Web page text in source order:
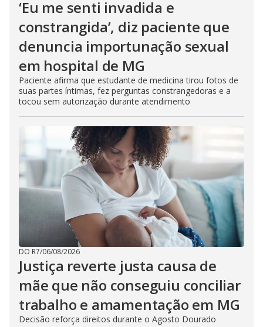
‘Eu me senti invadida e
constrangida’, diz paciente que
denuncia importunação sexual
em hospital de MG
Paciente afirma que estudante de medicina tirou fotos de
suas partes íntimas, fez perguntas constrangedoras e a
tocou sem autorização durante atendimento
DO R7/06/08/2026
Justiça reverte justa causa de
mãe que não conseguiu conciliar
trabalho e amamentação em MG
Decisão reforça direitos durante o Agosto Dourado